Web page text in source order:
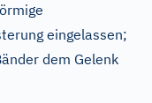
eingelassen;
dem Gelenk